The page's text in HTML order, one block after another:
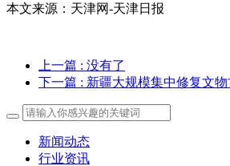
本文来源：天津网-天津日报
上一篇 : 没有了
下一篇 : 新疆大规模集中修复文物
新闻动态
行业资讯